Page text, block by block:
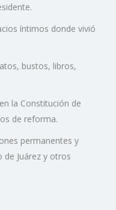
íntimos donde vivió
bustos, libros,
la Constitución de
de reforma.
permanentes y
de Juárez y otros